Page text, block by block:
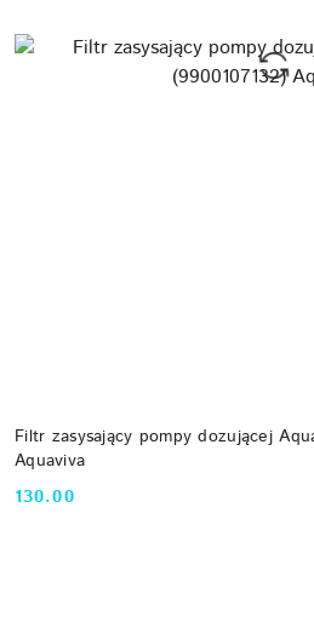
Filtr zasysający pompy dozującej
Aquaviva
Cena:
130.00